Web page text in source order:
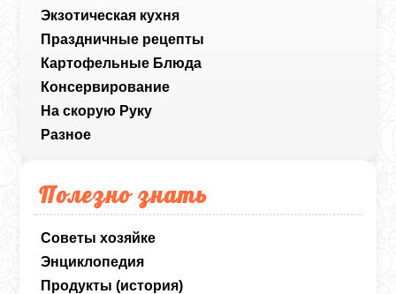
Экзотическая кухня
Праздничные рецепты
Картофельные Блюда
Консервирование
На скорую Руку
Разное
Полезно знать
Советы хозяйке
Энциклопедия
Продукты (история)